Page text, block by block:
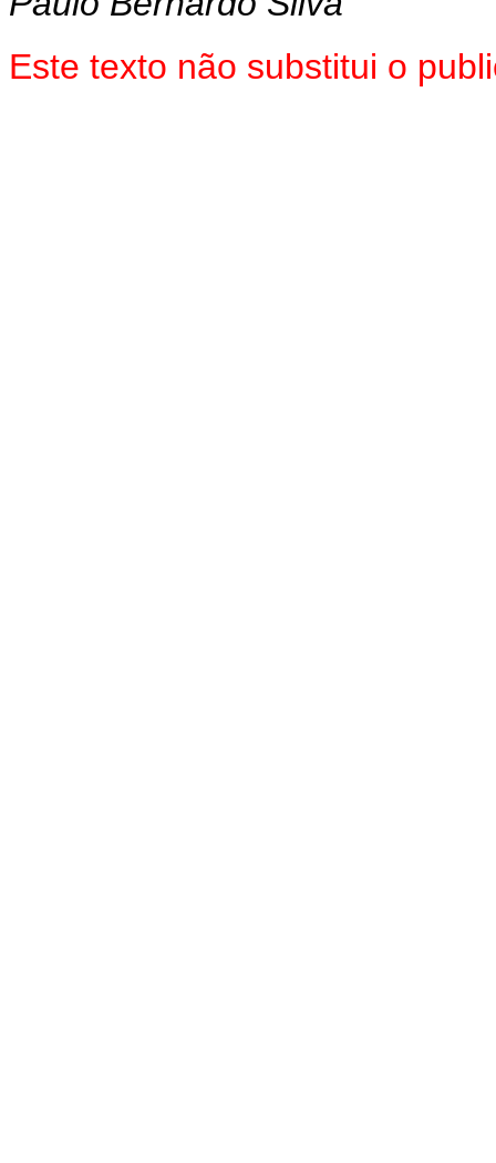
Este texto não substitui o